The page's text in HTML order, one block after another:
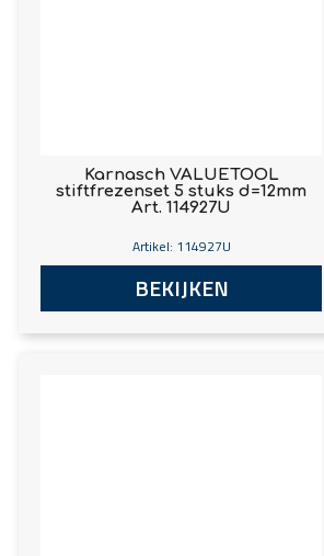
Karnasch VALUETOOL
stiftfrezenset 5 stuks d=12mm
Art. 114927U
Artikel: 114927U
BEKIJKEN